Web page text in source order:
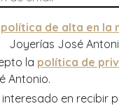
política de alta en la
Joyerías José
la política de
Antonio.
en recibir